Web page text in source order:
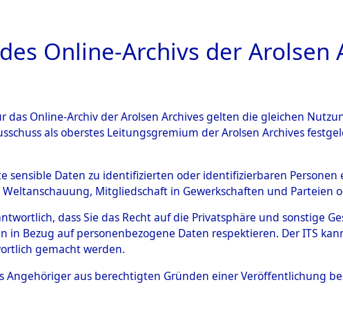
ARCHIVALE ÜBERSICHT BILD
zu den Orten Wallersdorf –
→0140 (84606706)
0140 (84606706)
Online-Archivs der Arolsen
das Online-Archiv der Arolsen Archives gelten die gleichen
als oberstes Leitungsgremium der Arolsen Archives
sensible Daten zu identifizierten oder identifizierbaren
Mitgliedschaft in Gewerkschaften und Parteien
dass Sie das Recht auf die Privatsphäre und sonstige
Bezug auf personenbezogene Daten respektieren. Der ITS
gemacht werden.
Angehöriger aus berechtigten Gründen einer Veröffentlichung